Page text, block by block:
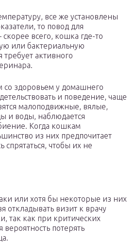
все же установлены
то повод для
скорее всего, кошка где-то
или бактериальную
активного
здоровьем у домашнего
и поведение, чаще
малоподвижные, вялые,
и воды, наблюдается
Когда кошкам
из них предпочитает
спрятаться, чтобы их не
или хотя бы некоторые из них
откладывать визит к врачу
так как при критических
вероятность потерять